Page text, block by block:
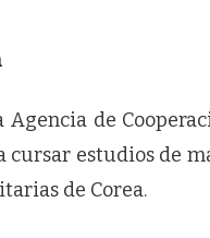
Agencia de
estudios de
de Corea.